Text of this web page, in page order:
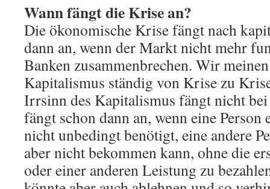
Wann fängt die Krise an?
Die ökonomische Krise fängt nach
dann an, wenn der Markt nicht mehr
Banken zusammenbrechen. Wir
Kapitalismus ständig von Krise zu
Irrsinn des Kapitalismus fängt nicht
fängt schon dann an, wenn eine Person
nicht unbedingt benötigt, eine andere
aber nicht bekommen kann, ohne die
oder einer anderen Leistung zu